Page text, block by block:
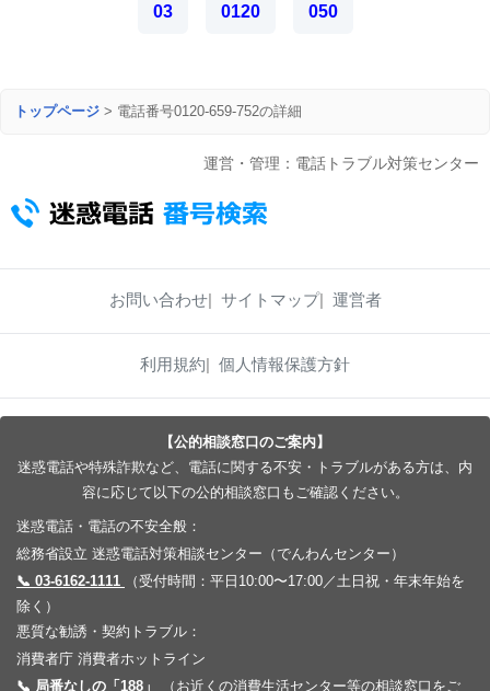
03 0120 050
トップページ > 電話番号0120-659-752の詳細
運営・管理：電話トラブル対策センター
お問い合わせ サイトマップ 運営者
利用規約 個人情報保護方針
【公的相談窓口のご案内】
迷惑電話や特殊詐欺など、電話に関する不安・トラブルがある方は、内
容に応じて以下の公的相談窓口もご確認ください。
迷惑電話・電話の不安全般：
総務省設立 迷惑電話対策相談センター（でんわんセンター）
📞 03-6162-1111
（受付時間：平日10:00〜17:00／土日祝・年末年始を
除く）
悪質な勧誘・契約トラブル：
消費者庁 消費者ホットライン
📞 局番なしの「188」
（お近くの消費生活センター等の相談窓口をご